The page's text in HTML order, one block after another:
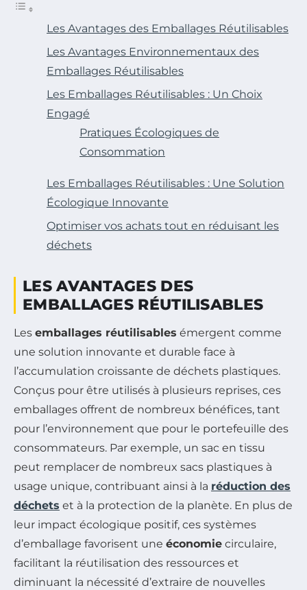
Les Avantages des Emballages Réutilisables
Les Avantages Environnementaux des
Emballages Réutilisables
Les Emballages Réutilisables : Un Choix
Engagé
Pratiques Écologiques de
Consommation
Les Emballages Réutilisables : Une Solution
Écologique Innovante
Optimiser vos achats tout en réduisant les
déchets
LES AVANTAGES DES
EMBALLAGES RÉUTILISABLES
Les emballages réutilisables émergent comme
une solution innovante et durable face à
l’accumulation croissante de déchets plastiques.
Conçus pour être utilisés à plusieurs reprises, ces
emballages offrent de nombreux bénéfices, tant
pour l’environnement que pour le portefeuille des
consommateurs. Par exemple, un sac en tissu
peut remplacer de nombreux sacs plastiques à
usage unique, contribuant ainsi à la réduction des
déchets et à la protection de la planète. En plus de
leur impact écologique positif, ces systèmes
d’emballage favorisent une économie circulaire,
facilitant la réutilisation des ressources et
diminuant la nécessité d’extraire de nouvelles